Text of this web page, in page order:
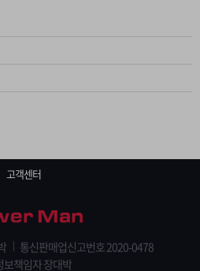
고객센터
통신판매업신고번호 2020-0478
보책임자 장대박